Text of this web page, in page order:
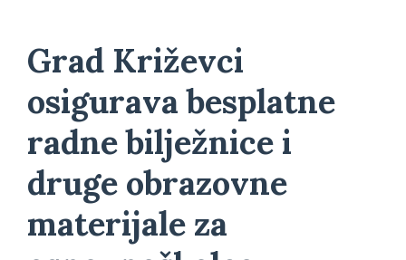
Grad Križevci
osigurava besplatne
radne bilježnice i
druge obrazovne
materijale za